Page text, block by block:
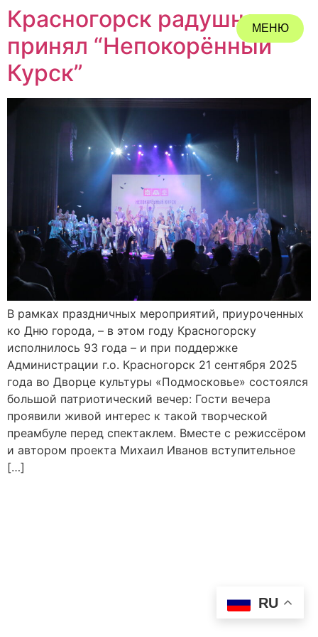
МЕНЮ
ЗАКРЫТЬ
Красногорск радушно
принял “Непокорённый
Курск”
В рамках праздничных мероприятий, приуроченных
ко Дню города, – в этом году Красногорску
исполнилось 93 года – и при поддержке
Администрации г.о. Красногорск 21 сентября 2025
года во Дворце культуры «Подмосковье» состоялся
большой патриотический вечер: Гости вечера
проявили живой интерес к такой творческой
преамбуле перед спектаклем. Вместе с режиссёром
и автором проекта Михаил Иванов вступительное
[…]
RU